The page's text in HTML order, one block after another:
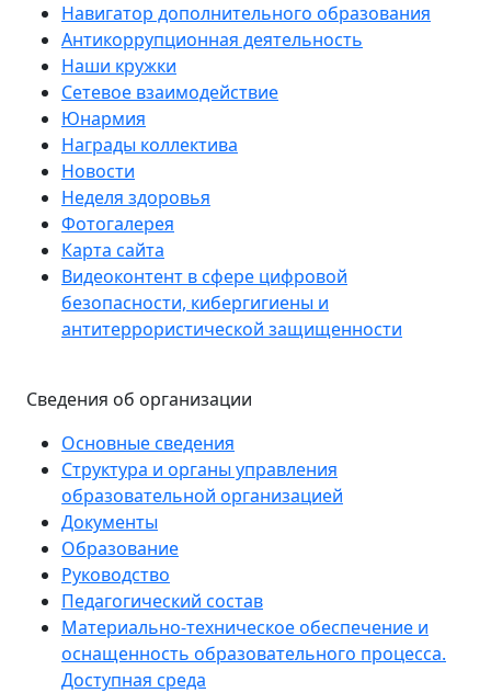
Навигатор дополнительного образования
Антикоррупционная деятельность
Наши кружки
Сетевое взаимодействие
Юнармия
Награды коллектива
Новости
Неделя здоровья
Фотогалерея
Карта сайта
Видеоконтент в сфере цифровой
безопасности, кибергигиены и
антитеррористической защищенности
Сведения об организации
Основные сведения
Структура и органы управления
образовательной организацией
Документы
Образование
Руководство
Педагогический состав
Материально-техническое обеспечение и
оснащенность образовательного процесса.
Доступная среда